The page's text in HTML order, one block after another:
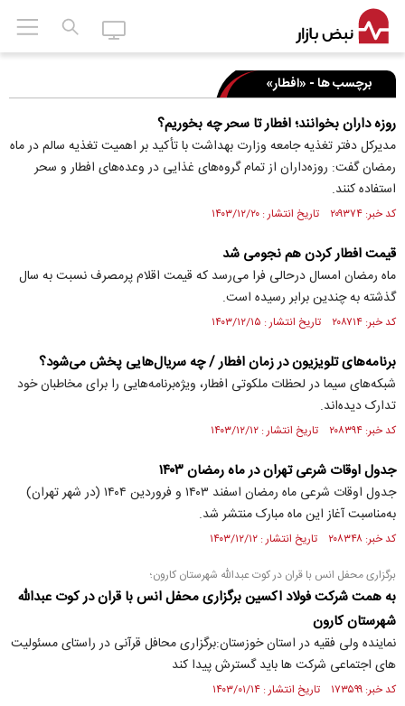
برچسب ها - «افطار»
روزه داران بخوانند؛ افطار تا سحر چه بخوریم؟
مدیرکل دفتر تغذیه جامعه وزارت بهداشت با تأکید بر اهمیت تغذیه سالم در ماه
رمضان گفت: روزه‌داران از تمام گروه‌های غذایی در وعده‌های افطار و سحر
استفاده کنند.
کد خبر: ۲۰۹۳۷۴ تاریخ انتشار : ۱۴۰۳/۱۲/۲۰
قیمت افطار کردن هم نجومی شد
ماه رمضان امسال درحالی فرا می‌رسد که قیمت اقلام پرمصرف نسبت به سال
گذشته به چندین برابر رسیده است.
کد خبر: ۲۰۸۷۱۴ تاریخ انتشار : ۱۴۰۳/۱۲/۱۵
برنامه‌های تلویزیون در زمان افطار / چه سریال‌هایی پخش می‌شود؟
شبکه‌های سیما در لحظات ملکوتی افطار، ویژه‌برنامه‌هایی را برای مخاطبان خود
تدارک دیده‌اند.
کد خبر: ۲۰۸۳۹۴ تاریخ انتشار : ۱۴۰۳/۱۲/۱۲
جدول اوقات شرعی تهران در ماه رمضان ۱۴۰۳
جدول اوقات شرعی ماه رمضان اسفند ۱۴۰۳ و فروردین ۱۴۰۴ (در شهر تهران)
به‌مناسبت آغاز این ماه مبارک منتشر شد.
کد خبر: ۲۰۸۳۴۸ تاریخ انتشار : ۱۴۰۳/۱۲/۱۲
برگزاری محفل انس با قران در کوت عبدالله شهرستان کارون؛
به همت شرکت فولاد اکسین برگزاری محفل انس با قران در کوت عبدالله
شهرستان کارون
نماینده ولی فقیه در استان خوزستان:برگزاری محافل قرآنی در راستای مسئولیت
های اجتماعی شرکت ها باید گسترش پیدا کند
کد خبر: ۱۷۳۵۹۹ تاریخ انتشار : ۱۴۰۳/۰۱/۱۴